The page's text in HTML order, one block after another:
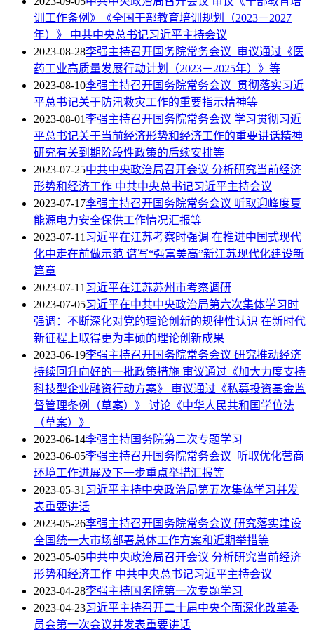
训工作条例》《全国干部教育培训规划（2023－2027
年）》 中共中央总书记习近平主持会议
2023-08-28李强主持召开国务院常务会议 审议通过《医
药工业高质量发展行动计划（2023－2025年）》等
2023-08-10李强主持召开国务院常务会议 贯彻落实习近
平总书记关于防汛救灾工作的重要指示精神等
2023-08-01李强主持召开国务院常务会议 学习贯彻习近
平总书记关于当前经济形势和经济工作的重要讲话精神
研究有关到期阶段性政策的后续安排等
2023-07-25中共中央政治局召开会议 分析研究当前经济
形势和经济工作 中共中央总书记习近平主持会议
2023-07-17李强主持召开国务院常务会议 听取迎峰度夏
能源电力安全保供工作情况汇报等
2023-07-11习近平在江苏考察时强调 在推进中国式现代
化中走在前做示范 谱写“强富美高”新江苏现代化建设新
篇章
2023-07-11习近平在江苏苏州市考察调研
2023-07-05习近平在中共中央政治局第六次集体学习时
强调：不断深化对党的理论创新的规律性认识 在新时代
新征程上取得更为丰硕的理论创新成果
2023-06-19李强主持召开国务院常务会议 研究推动经济
持续回升向好的一批政策措施 审议通过《加大力度支持
科技型企业融资行动方案》 审议通过《私募投资基金监
督管理条例（草案）》 讨论《中华人民共和国学位法
（草案）》
2023-06-14李强主持国务院第二次专题学习
2023-06-05李强主持召开国务院常务会议 听取优化营商
环境工作进展及下一步重点举措汇报等
2023-05-31习近平主持中央政治局第五次集体学习并发
表重要讲话
2023-05-26李强主持召开国务院常务会议 研究落实建设
全国统一大市场部署总体工作方案和近期举措等
2023-05-05中共中央政治局召开会议 分析研究当前经济
形势和经济工作 中共中央总书记习近平主持会议
2023-04-28李强主持国务院第一次专题学习
2023-04-23习近平主持召开二十届中央全面深化改革委
员会第一次会议并发表重要讲话